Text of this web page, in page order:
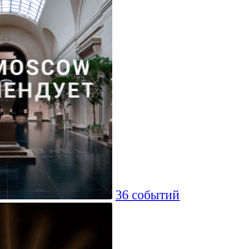
36 событий